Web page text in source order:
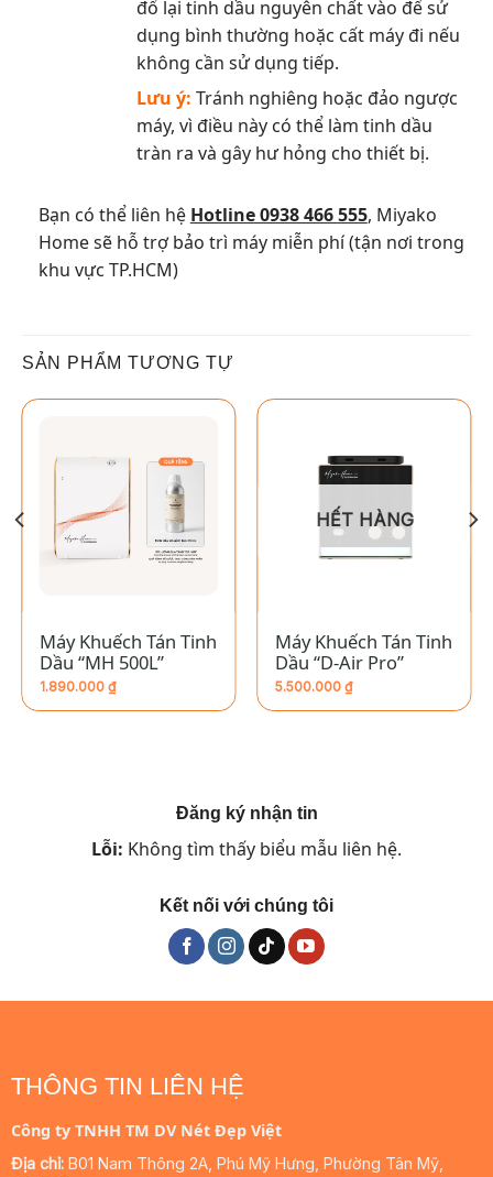
đổ lại tinh dầu nguyên chất vào để sử
dụng bình thường hoặc cất máy đi nếu
không cần sử dụng tiếp.
Lưu ý: Tránh nghiêng hoặc đảo ngược
máy, vì điều này có thể làm tinh dầu
tràn ra và gây hư hỏng cho thiết bị.
Bạn có thể liên hệ Hotline 0938 466 555, Miyako
Home sẽ hỗ trợ bảo trì máy miễn phí (tận nơi trong
khu vực TP.HCM)
SẢN PHẨM TƯƠNG TỰ
Máy Khuếch Tán Tinh
Dầu “MH 500L”
1.890.000 ₫
HẾT HÀNG
Máy Khuếch Tán Tinh
Dầu “D-Air Pro”
5.500.000 ₫
Đăng ký nhận tin
Lỗi: Không tìm thấy biểu mẫu liên hệ.
Kết nối với chúng tôi
THÔNG TIN LIÊN HỆ
Công ty TNHH TM DV Nét Đẹp Việt
Địa chỉ: B01 Nam Thông 2A, Phú Mỹ Hưng, Phường Tân Mỹ,